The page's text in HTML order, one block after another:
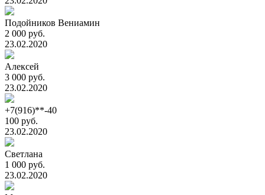
Подойников Вениамин
2 000 руб.
23.02.2020
Алексей
3 000 руб.
23.02.2020
+7(916)**-40
100 руб.
23.02.2020
Светлана
1 000 руб.
23.02.2020